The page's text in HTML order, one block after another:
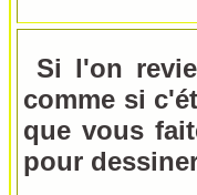
Si l'on
comme si
que vous
pour